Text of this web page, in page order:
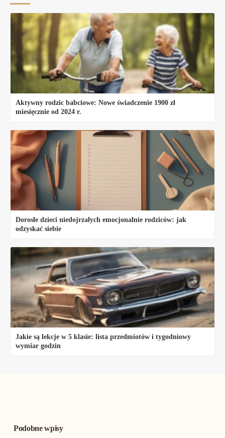
Aktywny rodzic babciowe: Nowe świadczenie 1900 zł
miesięcznie od 2024 r.
Dorosłe dzieci niedojrzałych emocjonalnie rodziców: jak
odzyskać siebie
Jakie są lekcje w 5 klasie: lista przedmiotów i tygodniowy
wymiar godzin
Podobne wpisy